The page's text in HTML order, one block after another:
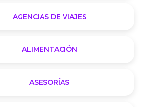
AGENCIAS DE VIAJES
ALIMENTACIÓN
ASESORÍAS